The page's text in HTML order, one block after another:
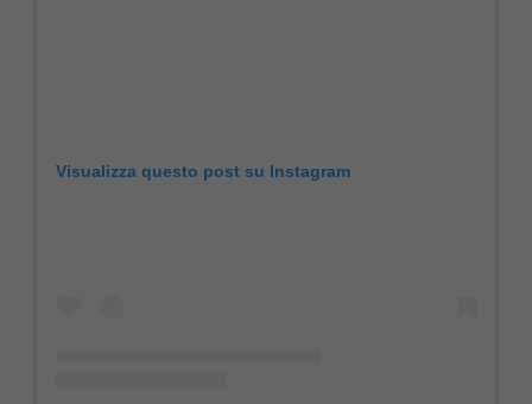
Visualizza questo post su Instagram